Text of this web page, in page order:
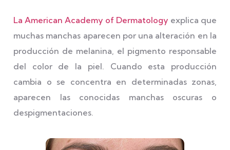
La American Academy of Dermatology explica que
muchas manchas aparecen por una alteración en la
producción de melanina, el pigmento responsable
del color de la piel. Cuando esta producción
cambia o se concentra en determinadas zonas,
aparecen las conocidas manchas oscuras o
despigmentaciones.